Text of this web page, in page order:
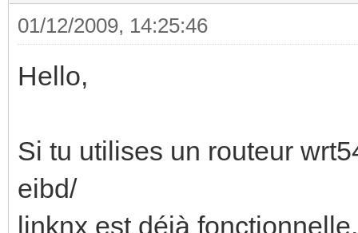
01/12/2009, 14:25:46
Hello,
Si tu utilises un routeur
eibd/
linknx est déjà fonctionnelle.